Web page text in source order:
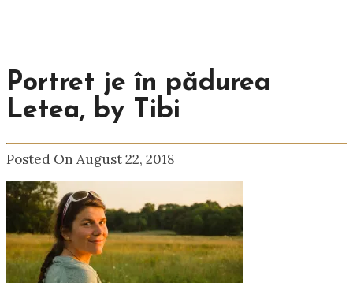
Portret je în pădurea
Letea, by Tibi
Posted On August 22, 2018